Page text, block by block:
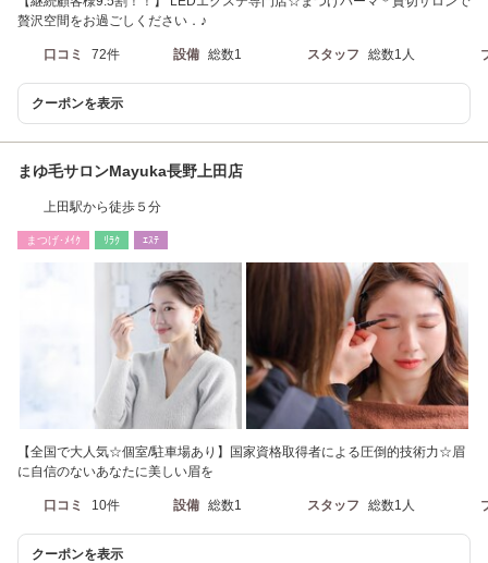
贅沢空間をお過ごしください．♪
口コミ 72件 設備 総数1 スタッフ 総数1人
クーポンを表示
まゆ毛サロンMayuka長野上田店
上田駅から徒歩５分
まつげ･ﾒｲｸ ﾘﾗｸ ｴｽﾃ
【全国で大人気☆個室/駐車場あり】国家資格取得者による圧倒的技術力☆眉
に自信のないあなたに美しい眉を
口コミ 10件 設備 総数1 スタッフ 総数1人
クーポンを表示